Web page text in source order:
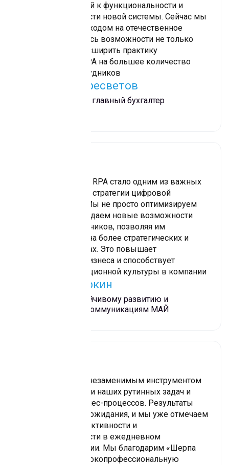
зрения требований к функциональности и
производительности новой системы. Сейчас мы
видим, что с переходом на отечественное
решение появились возможности не только
заменить, но и расширить практику
использования RPA на большее количество
процессов и сотрудников
Дмитрий Пересветов
Заказчик проекта, главный бухгалтер
Внедрение Sherpa RPA стало одним из важных
элементов нашей стратегии цифровой
трансформации. Мы не просто оптимизируем
процессы, мы создаем новые возможности
для наших сотрудников, позволяя им
сосредоточиться на более стратегических и
творческих задачах. Это повышает
эффективность бизнеса и способствует
развитию инновационной культуры в компании
Николай Маркин
Директор по устойчивому развитию и
корпоративным коммуникациям МАЙ
Sherpa RPA стала незаменимым инструментом
для автоматизации наших рутинных задач и
оптимизации бизнес-процессов. Результаты
превзошли наши ожидания, и мы уже отмечаем
повышение эффективности и
производительности в ежедневном
администрировании. Мы благодарим «Шерпа
Роботикс»‎ за высокопрофессиональную